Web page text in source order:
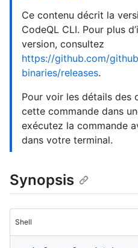
Ce contenu décrit la
CodeQL CLI. Pour plus
version, consultez
https://github.com/
binaries/releases.
Pour voir les détails des
cette commande dans
exécutez la commande
dans votre terminal.
Synopsis
Shell